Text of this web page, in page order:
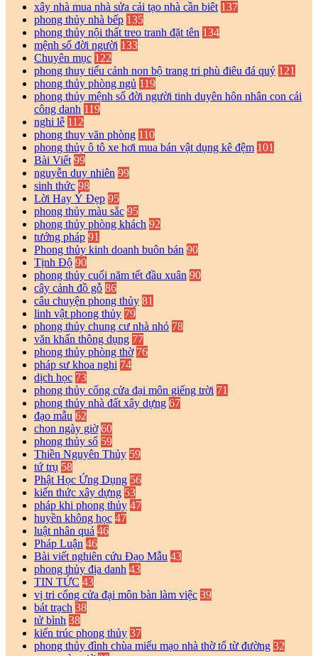
xây nhà mua nhà sửa cải tạo nhà cần biêt 137
phong thủy nhà bếp 135
phong thủy nội thất treo tranh đặt tên 134
mệnh số đời người 133
Chuyên mục 122
phong thuy tiểu cảnh non bộ trang tri phù điêu đá quý 121
phong thủy phòng ngủ 119
phong thủy mệnh số đời người tinh duyên hôn nhân con cái
công danh 119
nghi lễ 112
phong thuy văn phòng 110
phong thủy ô tô xe hơi mua bán vật dụng kê đệm 101
Bài Viết 99
nguyễn duy nhiên 99
sinh thức 98
Lời Hay Ý Đẹp 95
phong thủy màu sắc 95
phong thủy phòng khách 92
tướng pháp 91
Phong thủy kinh doanh buôn bán 90
Tịnh Độ 90
phong thủy cuối năm tết đầu xuân 90
cây cảnh đồ gỗ 86
câu chuyện phong thủy 81
linh vật phong thủy 79
phong thủy chung cư nhà nhỏ 78
văn khấn thông dụng 77
phong thủy phòng thờ 76
pháp sư khoa nghi 74
dịch học 73
phong thủy cổng cửa đại môn giếng trời 71
phong thủy nhà đất xây dựng 67
đạo mẫu 62
chon ngày giờ 60
phong thủy số 59
Thiền Nguyên Thủy 59
tứ trụ 58
Phật Học Ứng Dụng 56
kiến thức xây dựng 53
pháp khi phong thủy 47
huyền không học 47
luật nhân quả 46
Pháp Luận 46
Bài viết nghiên cứu Đạo Mẫu 43
phong thủy địa danh 43
TIN TỨC 43
vị tri cổng cửa đại môn bàn làm việc 39
bát trạch 38
tử bình 38
kiến trúc phong thủy 37
phong thủy đình chùa miếu mạo nhà thờ tổ từ đường 32